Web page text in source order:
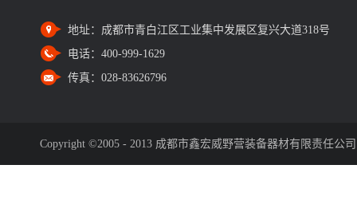
地址： 成都市青白江区工业集中发展区复兴大道318号
电话： 400-999-1629
传真： 028-83626796
Copyright ©2005 - 2013 成都市鑫宏威野营装备器材有限责任公司